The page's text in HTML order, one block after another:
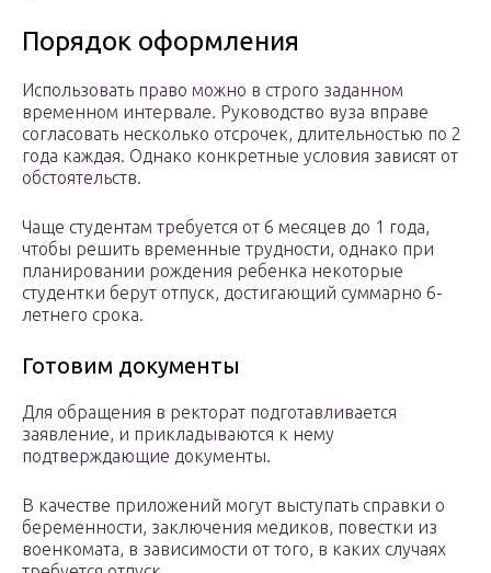
Порядок оформления
Использовать право можно в строго заданном
временном интервале. Руководство вуза вправе
согласовать несколько отсрочек, длительностью по 2
года каждая. Однако конкретные условия зависят от
обстоятельств.
Чаще студентам требуется от 6 месяцев до 1 года,
чтобы решить временные трудности, однако при
планировании рождения ребенка некоторые
студентки берут отпуск, достигающий суммарно 6-
летнего срока.
Готовим документы
Для обращения в ректорат подготавливается
заявление, и прикладываются к нему
подтверждающие документы.
В качестве приложений могут выступать справки о
беременности, заключения медиков, повестки из
военкомата, в зависимости от того, в каких случаях